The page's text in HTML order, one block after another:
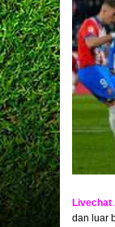
dan luar